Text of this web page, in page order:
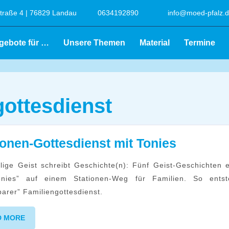
4 | 76829 Landau 0634192890 info@moed-
für … Unsere Themen Material Termine
Gottesdienst mit Tonies
mit
auf einem Stationen-Weg für Familien. So
Familiengottesdienst.
MOREREAD